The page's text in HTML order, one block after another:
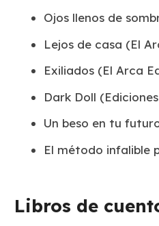
Ojos llenos de
Lejos de casa (El
Exiliados(El Arca
Dark Doll
Un beso en tu
El método infalible
Libros de